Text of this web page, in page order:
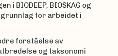
i BIODEEP, BIOSKAG og
for arbeidet i
forståelse av
og taksonomi